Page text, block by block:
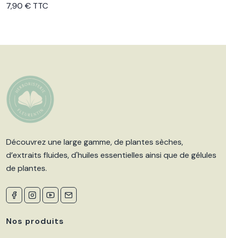
7,90 € TTC
Découvrez une large gamme, de plantes sèches,
d’extraits fluides, d'huiles essentielles ainsi que de gélules
de plantes.
Nos produits